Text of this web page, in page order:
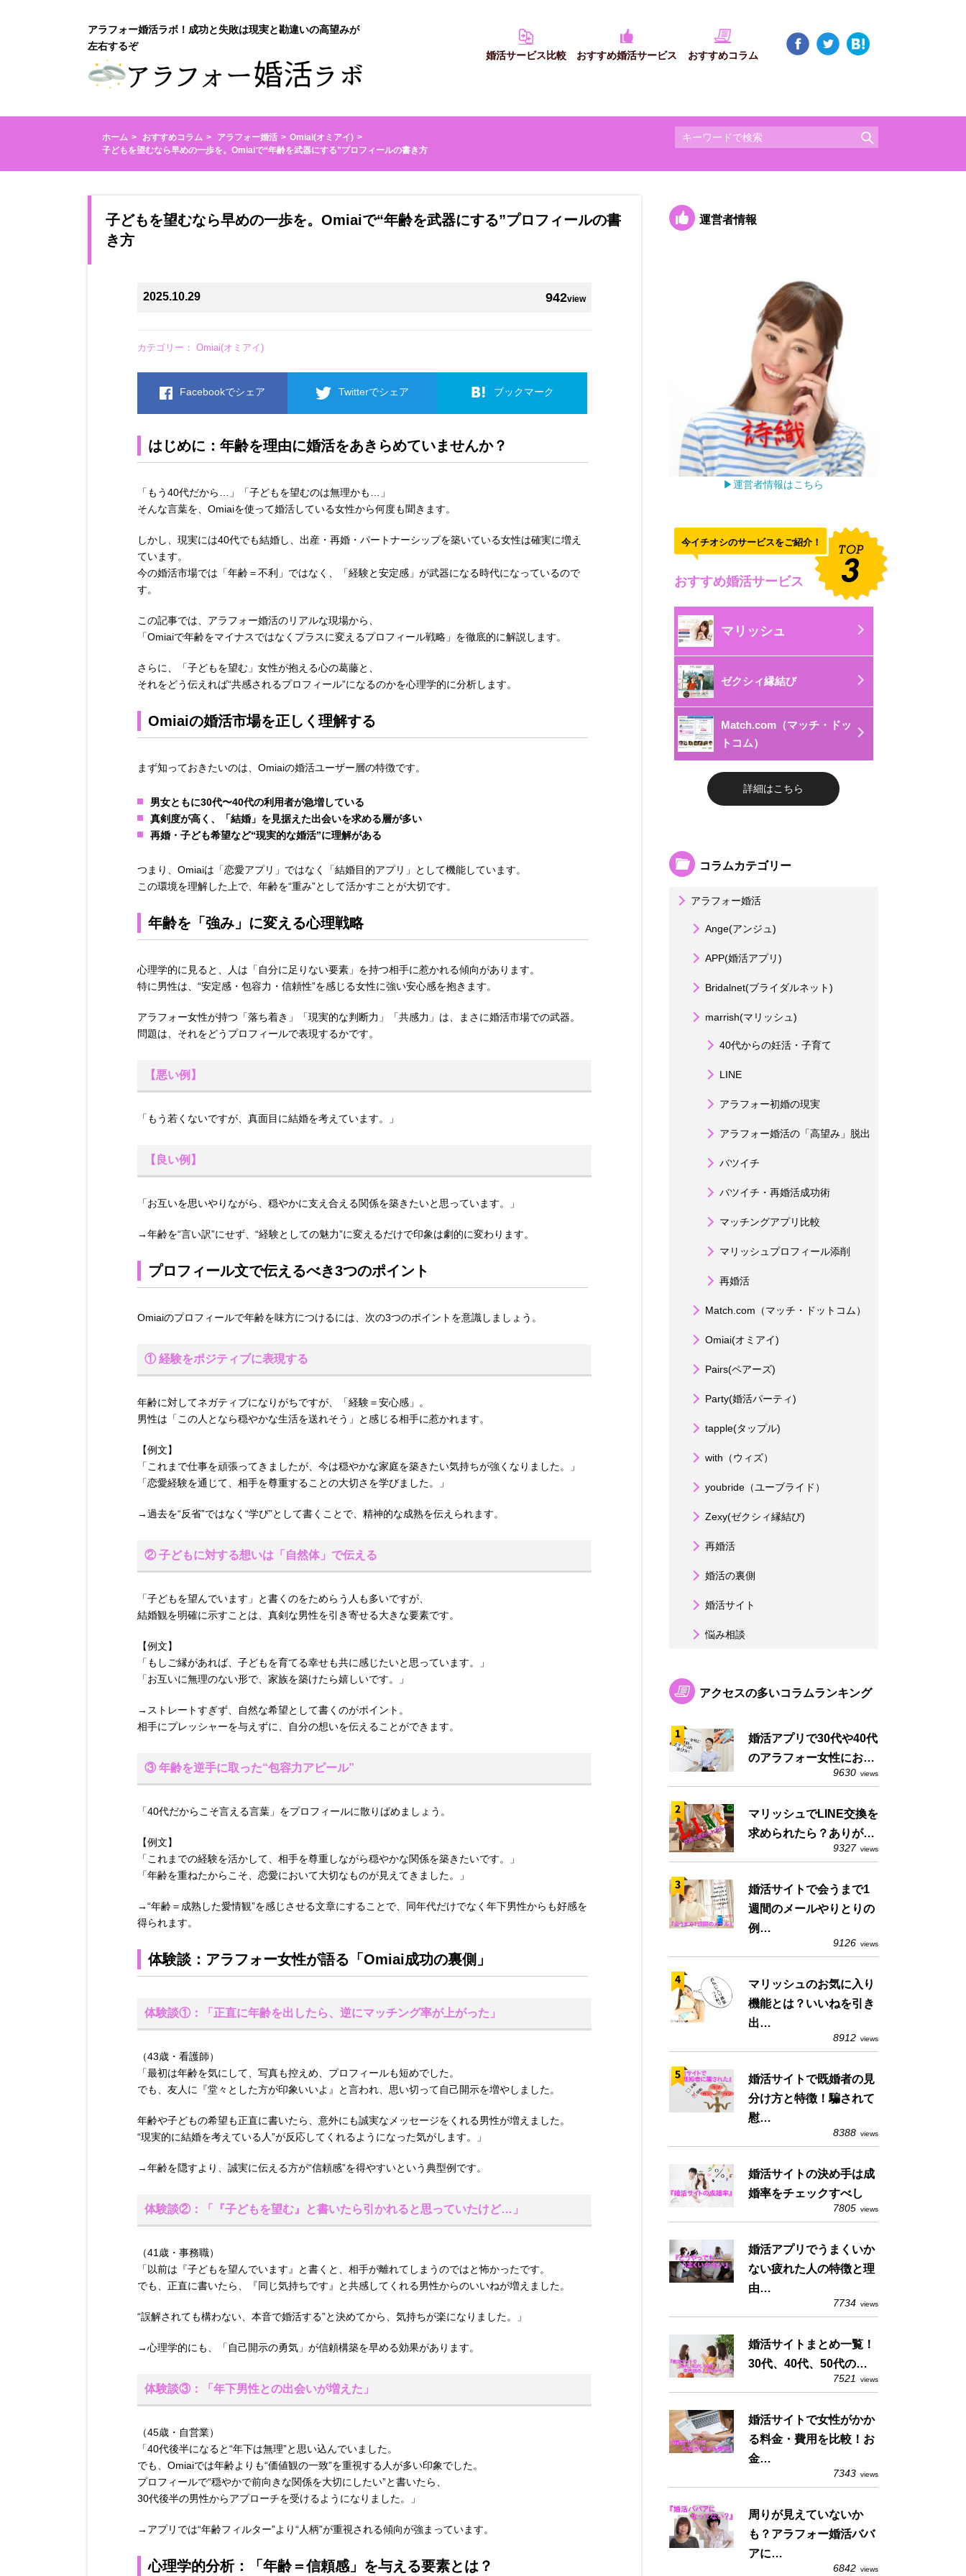
アラフォー婚活ラボ！成功と失敗は現実と勘違いの高望みが
左右するぞ
婚活サービス比較
おすすめ婚活サービス おすすめコラム
ホーム おすすめコラム アラフォー婚活
Omiai(オミアイ)
子どもを望むなら早めの一歩を。Omiaiで“年齢を武器にする”プロフィールの書き方
子どもを望むなら早めの一歩を。Omiaiで“年齢を武器にする”プロフィールの書
き方
942view
2025.10.29
カテゴリー： Omiai(オミアイ)
Facebookでシェア Twitterでシェア ブックマーク
はじめに：年齢を理由に婚活をあきらめていませんか？
「もう40代だから…」「子どもを望むのは無理かも…」
そんな言葉を、Omiaiを使って婚活している女性から何度も聞きます。
しかし、現実には40代でも結婚し、出産・再婚・パートナーシップを築いている女性は確実に増え
ています。
今の婚活市場では「年齢＝不利」ではなく、「経験と安定感」が武器になる時代になっているので
す。
この記事では、アラフォー婚活のリアルな現場から、
「Omiaiで年齢をマイナスではなくプラスに変えるプロフィール戦略」を徹底的に解説します。
さらに、「子どもを望む」女性が抱える心の葛藤と、
それをどう伝えれば“共感されるプロフィール”になるのかを心理学的に分析します。
Omiaiの婚活市場を正しく理解する
まず知っておきたいのは、Omiaiの婚活ユーザー層の特徴です。
男女ともに30代〜40代の利用者が急増している
真剣度が高く、「結婚」を見据えた出会いを求める層が多い
再婚・子ども希望など“現実的な婚活”に理解がある
つまり、Omiaiは「恋愛アプリ」ではなく「結婚目的アプリ」として機能しています。
この環境を理解した上で、年齢を“重み”として活かすことが大切です。
年齢を「強み」に変える心理戦略
心理学的に見ると、人は「自分に足りない要素」を持つ相手に惹かれる傾向があります。
特に男性は、“安定感・包容力・信頼性”を感じる女性に強い安心感を抱きます。
アラフォー女性が持つ「落ち着き」「現実的な判断力」「共感力」は、まさに婚活市場での武器。
問題は、それをどうプロフィールで表現するかです。
【悪い例】
「もう若くないですが、真面目に結婚を考えています。」
【良い例】
「お互いを思いやりながら、穏やかに支え合える関係を築きたいと思っています。」
→年齢を“言い訳”にせず、“経験としての魅力”に変えるだけで印象は劇的に変わります。
プロフィール文で伝えるべき3つのポイント
Omiaiのプロフィールで年齢を味方につけるには、次の3つのポイントを意識しましょう。
① 経験をポジティブに表現する
年齢に対してネガティブになりがちですが、「経験＝安心感」。
男性は「この人となら穏やかな生活を送れそう」と感じる相手に惹かれます。
【例文】
「これまで仕事を頑張ってきましたが、今は穏やかな家庭を築きたい気持ちが強くなりました。」
「恋愛経験を通じて、相手を尊重することの大切さを学びました。」
→過去を“反省”ではなく“学び”として書くことで、精神的な成熟を伝えられます。
② 子どもに対する想いは「自然体」で伝える
「子どもを望んでいます」と書くのをためらう人も多いですが、
結婚観を明確に示すことは、真剣な男性を引き寄せる大きな要素です。
【例文】
「もしご縁があれば、子どもを育てる幸せも共に感じたいと思っています。」
「お互いに無理のない形で、家族を築けたら嬉しいです。」
→ストレートすぎず、自然な希望として書くのがポイント。
相手にプレッシャーを与えずに、自分の想いを伝えることができます。
③ 年齢を逆手に取った“包容力アピール”
「40代だからこそ言える言葉」をプロフィールに散りばめましょう。
【例文】
「これまでの経験を活かして、相手を尊重しながら穏やかな関係を築きたいです。」
「年齢を重ねたからこそ、恋愛において大切なものが見えてきました。」
→“年齢＝成熟した愛情観”を感じさせる文章にすることで、同年代だけでなく年下男性からも好感を
得られます。
体験談：アラフォー女性が語る「Omiai成功の裏側」
体験談①：「正直に年齢を出したら、逆にマッチング率が上がった」
（43歳・看護師）
「最初は年齢を気にして、写真も控えめ、プロフィールも短めでした。
でも、友人に『堂々とした方が印象いいよ』と言われ、思い切って自己開示を増やしました。
年齢や子どもの希望も正直に書いたら、意外にも誠実なメッセージをくれる男性が増えました。
“現実的に結婚を考えている人”が反応してくれるようになった気がします。」
→年齢を隠すより、誠実に伝える方が“信頼感”を得やすいという典型例です。
体験談②：「『子どもを望む』と書いたら引かれると思っていたけど…」
（41歳・事務職）
「以前は『子どもを望んでいます』と書くと、相手が離れてしまうのではと怖かったです。
でも、正直に書いたら、『同じ気持ちです』と共感してくれる男性からのいいねが増えました。
“誤解されても構わない、本音で婚活する”と決めてから、気持ちが楽になりました。」
→心理学的にも、「自己開示の勇気」が信頼構築を早める効果があります。
体験談③：「年下男性との出会いが増えた」
（45歳・自営業）
「40代後半になると“年下は無理”と思い込んでいました。
でも、Omiaiでは年齢よりも“価値観の一致”を重視する人が多い印象でした。
プロフィールで“穏やかで前向きな関係を大切にしたい”と書いたら、
30代後半の男性からアプローチを受けるようになりました。」
→アプリでは“年齢フィルター”より“人柄”が重視される傾向が強まっています。
心理学的分析：「年齢＝信頼感」を与える要素とは？
運営者情報
▶運営者情報はこちら
今イチオシのサービスをご紹介！
おすすめ婚活サービス
マリッシュ
ゼクシィ縁結び
Match.com（マッチ・ドッ
トコム）
詳細はこちら
コラムカテゴリー
アラフォー婚活
Ange(アンジュ)
APP(婚活アプリ)
Bridalnet(ブライダルネット)
marrish(マリッシュ)
40代からの妊活・子育て
LINE
アラフォー初婚の現実
アラフォー婚活の「高望み」脱出
バツイチ
バツイチ・再婚活成功術
マッチングアプリ比較
マリッシュプロフィール添削
再婚活
Match.com（マッチ・ドットコム）
Omiai(オミアイ)
Pairs(ペアーズ)
Party(婚活パーティ)
tapple(タップル)
with（ウィズ）
youbride（ユーブライド）
Zexy(ゼクシィ縁結び)
再婚活
婚活の裏側
婚活サイト
悩み相談
アクセスの多いコラムランキング
婚活アプリで30代や40代
のアラフォー女性にお…
9630 views
マリッシュでLINE交換を
求められたら？ありが…
9327 views
婚活サイトで会うまで1
週間のメールやりとりの
例…
9126 views
マリッシュのお気に入り
機能とは？いいねを引き
出…
8912 views
婚活サイトで既婚者の見
分け方と特徴！騙されて
慰…
8388 views
婚活サイトの決め手は成
婚率をチェックすべし
7805 views
婚活アプリでうまくいか
ない疲れた人の特徴と理
由…
7734 views
婚活サイトまとめ一覧！
30代、40代、50代の…
7521 views
婚活サイトで女性がかか
る料金・費用を比較！お
金…
7343 views
周りが見えていないか
も？アラフォー婚活ババ
アに…
6842 views